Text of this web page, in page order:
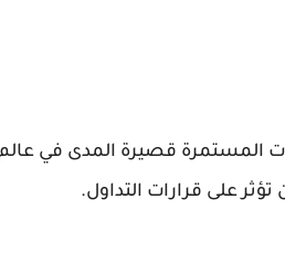
المستمرة قصيرة المدى في
على قرارات التداول.